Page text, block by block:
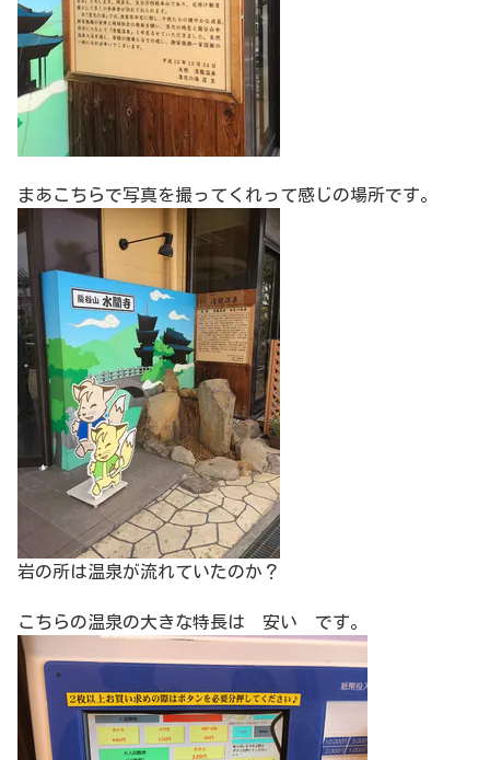
まあこちらで写真を撮ってくれって感じの場所です。
岩の所は温泉が流れていたのか？
こちらの温泉の大きな特長は 安い です。